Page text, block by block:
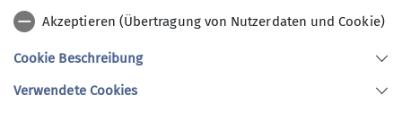
Organisation Monika Strauß
Details
Akzeptieren (Übertragung von Nutzerdaten und Cookie)
Cookie Beschreibung
Verwendete Cookies